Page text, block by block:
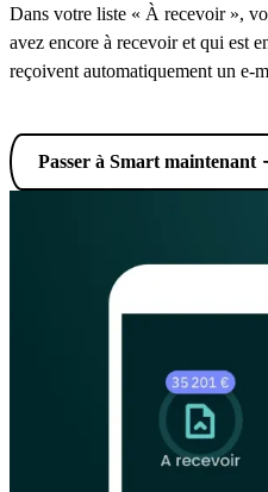
Dans votre liste « À recevoir »,
avez encore à recevoir et qui est
reçoivent automatiquement un e-
Passer à Smart maintenant